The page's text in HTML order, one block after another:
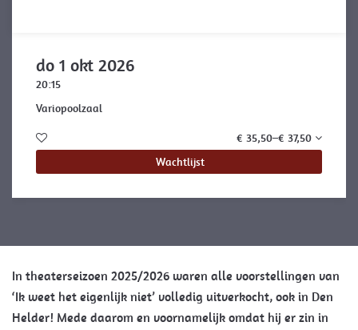
do 1 okt 2026
20:15
Variopoolzaal
€ 35,50–€ 37,50
Wachtlijst
In theaterseizoen 2025/2026 waren alle voorstellingen van
‘Ik weet het eigenlijk niet’ volledig uitverkocht, ook in Den
Helder! Mede daarom en voornamelijk omdat hij er zin in